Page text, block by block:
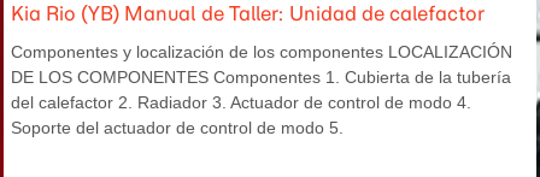
Kia Rio (YB) Manual de Taller: Unidad de calefactor
Componentes y localización de los componentes LOCALIZACIÓN
DE LOS COMPONENTES Componentes 1. Cubierta de la tubería
del calefactor 2. Radiador 3. Actuador de control de modo 4.
Soporte del actuador de control de modo 5.